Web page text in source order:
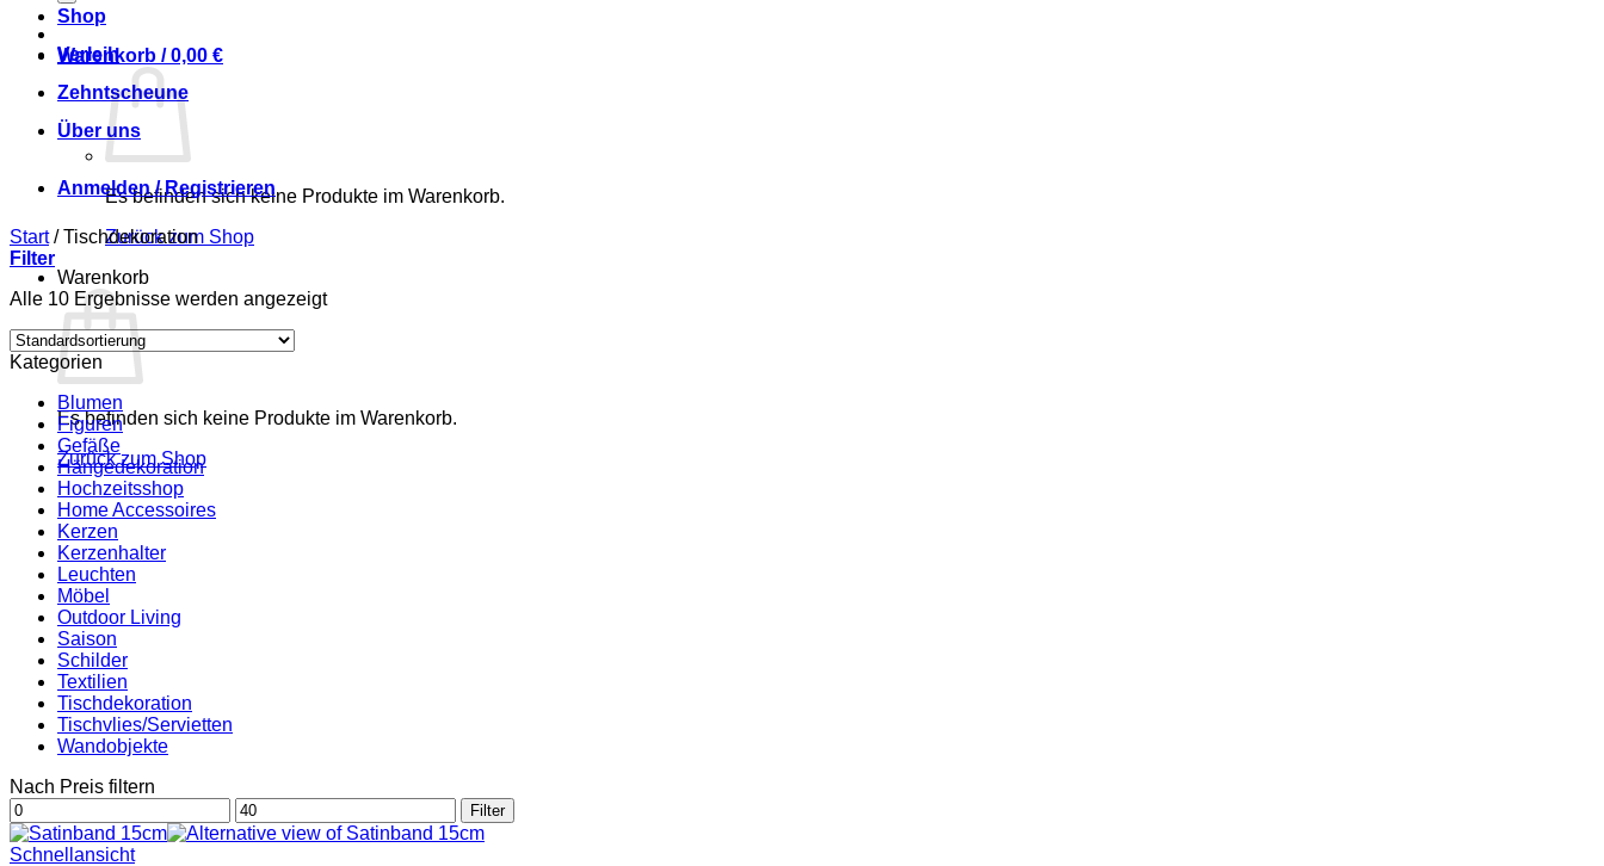
Warenkorb /0,00 €
Es befinden sich keine Produkte im Warenkorb.
Zurück zum Shop
Warenkorb
Es befinden sich keine Produkte im Warenkorb.
Zurück zum Shop
Shop
Verleih
Zehntscheune
Über uns
Anmelden / Registrieren
Start /Tischdekoration
Filter
Alle 10 Ergebnisse werden angezeigt
Kategorien
Blumen
Figuren
Gefäße
Hängedekoration
Hochzeitsshop
Home Accessoires
Kerzen
Kerzenhalter
Leuchten
Möbel
Outdoor Living
Saison
Schilder
Textilien
Tischdekoration
Tischvlies/Servietten
Wandobjekte
Nach Preis filtern
Min.
Preis
Max.
Preis
Filter
Schnellansicht